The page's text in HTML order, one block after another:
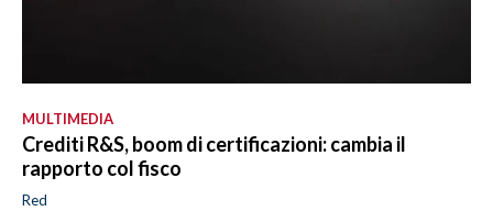
MULTIMEDIA
Crediti R&S, boom di certificazioni: cambia il
rapporto col fisco
Red